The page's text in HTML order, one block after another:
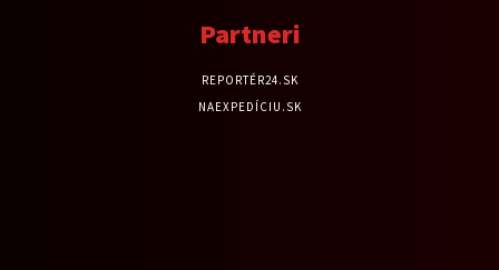
Partneri
REPORTÉR24.SK
NAEXPEDÍCIU.SK